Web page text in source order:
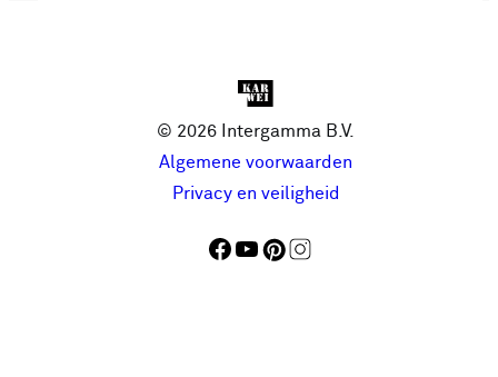
© 2026 Intergamma B.V.
Algemene voorwaarden
Privacy en veiligheid